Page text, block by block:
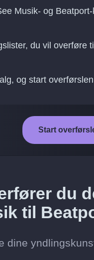
Musik- og
du vil overføre
og start overførslen
Start
du
til
dine